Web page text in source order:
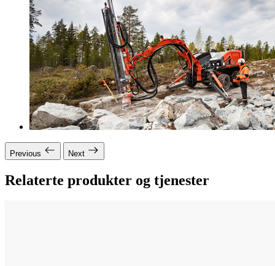
Previous Next
Relaterte produkter og tjenester